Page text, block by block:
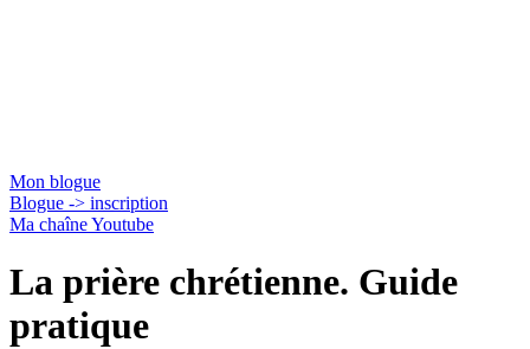
Mon blogue
Blogue -> inscription
Ma chaîne Youtube
La prière chrétienne. Guide
pratique